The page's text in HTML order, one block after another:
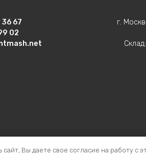
67
02
г.
января 2024 г. Исключительное
Вы даете свое согласие на работу с